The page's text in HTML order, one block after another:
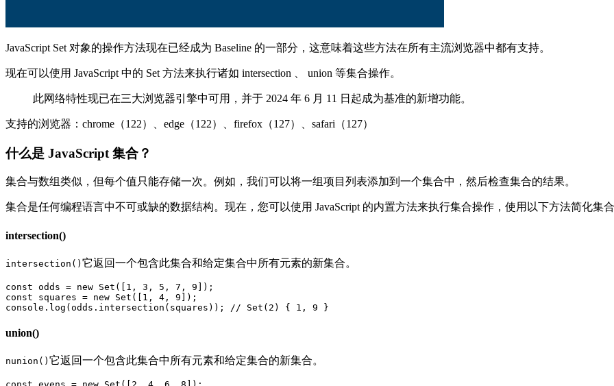
JavaScript Set 对象的操作方法现在已经成为 Baseline 的一部分，这意味着这些方法在所有主流浏览器中都有支持。
现在可以使用 JavaScript 中的 Set 方法来执行诸如 intersection 、 union 等集合操作。
此网络特性现已在三大浏览器引擎中可用，并于 2024 年 6 月 11 日起成为基准的新增功能。
支持的浏览器：chrome（122）、edge（122）、firefox（127）、safari（127）
什么是 JavaScript 集合？
集合与数组类似，但每个值只能存储一次。例如，我们可以将一组项目列表添加到一个集合中，然后检查集合的结果。
集合是任何编程语言中不可或缺的数据结构。现在，您可以使用 JavaScript 的内置方法来执行集合操作，使用以下方法简化集
intersection()
intersection() 它返回一个包含此集合和给定集合中所有元素的新集合。
const odds = new Set([1, 3, 5, 7, 9]);
const squares = new Set([1, 4, 9]);
console.log(odds.intersection(squares)); // Set(2) { 1, 9 }
union()
nunion() 它返回一个包含此集合中所有元素和给定集合的新集合。